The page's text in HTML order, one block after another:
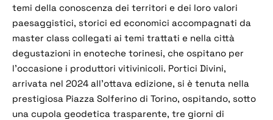
temi della conoscenza dei territori e dei loro valori
paesaggistici, storici ed economici accompagnati da
master class collegati ai temi trattati e nella città
degustazioni in enoteche torinesi, che ospitano per
l’occasione i produttori vitivinicoli. Portici Divini,
arrivata nel 2024 all’ottava edizione, si è tenuta nella
prestigiosa Piazza Solferino di Torino, ospitando, sotto
una cupola geodetica trasparente, tre giorni di